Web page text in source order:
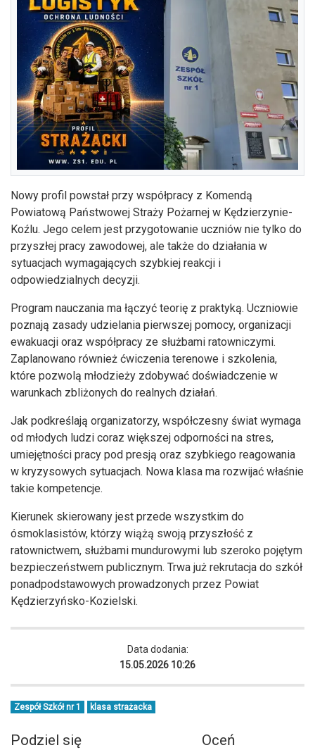
Nowy profil powstał przy współpracy z Komendą
Powiatową Państwowej Straży Pożarnej w Kędzierzynie-
Koźlu. Jego celem jest przygotowanie uczniów nie tylko do
przyszłej pracy zawodowej, ale także do działania w
sytuacjach wymagających szybkiej reakcji i
odpowiedzialnych decyzji.
Program nauczania ma łączyć teorię z praktyką. Uczniowie
poznają zasady udzielania pierwszej pomocy, organizacji
ewakuacji oraz współpracy ze służbami ratowniczymi.
Zaplanowano również ćwiczenia terenowe i szkolenia,
które pozwolą młodzieży zdobywać doświadczenie w
warunkach zbliżonych do realnych działań.
Jak podkreślają organizatorzy, współczesny świat wymaga
od młodych ludzi coraz większej odporności na stres,
umiejętności pracy pod presją oraz szybkiego reagowania
w kryzysowych sytuacjach. Nowa klasa ma rozwijać właśnie
takie kompetencje.
Kierunek skierowany jest przede wszystkim do
ósmoklasistów, którzy wiążą swoją przyszłość z
ratownictwem, służbami mundurowymi lub szeroko pojętym
bezpieczeństwem publicznym. Trwa już rekrutacja do szkół
ponadpodstawowych prowadzonych przez Powiat
Kędzierzyńsko-Kozielski.
Data dodania:
15.05.2026 10:26
Zespół Szkół nr 1 klasa strażacka
Podziel się Oceń